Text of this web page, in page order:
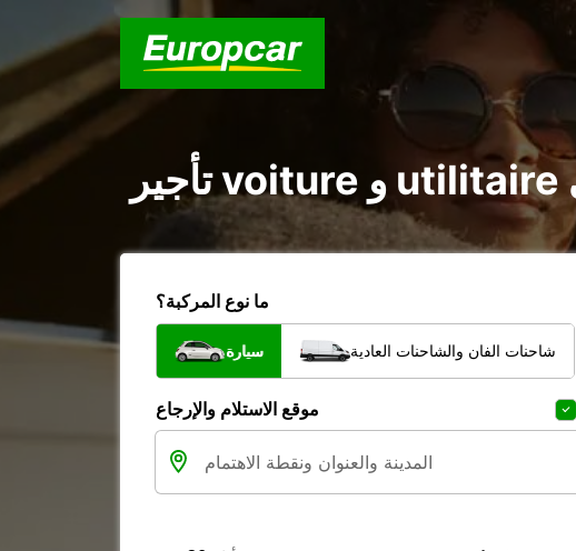
ما نوع المركبة؟
سيارة شاحنات الفان والشاحنات العادية
موقع الاستلام والإرجاع